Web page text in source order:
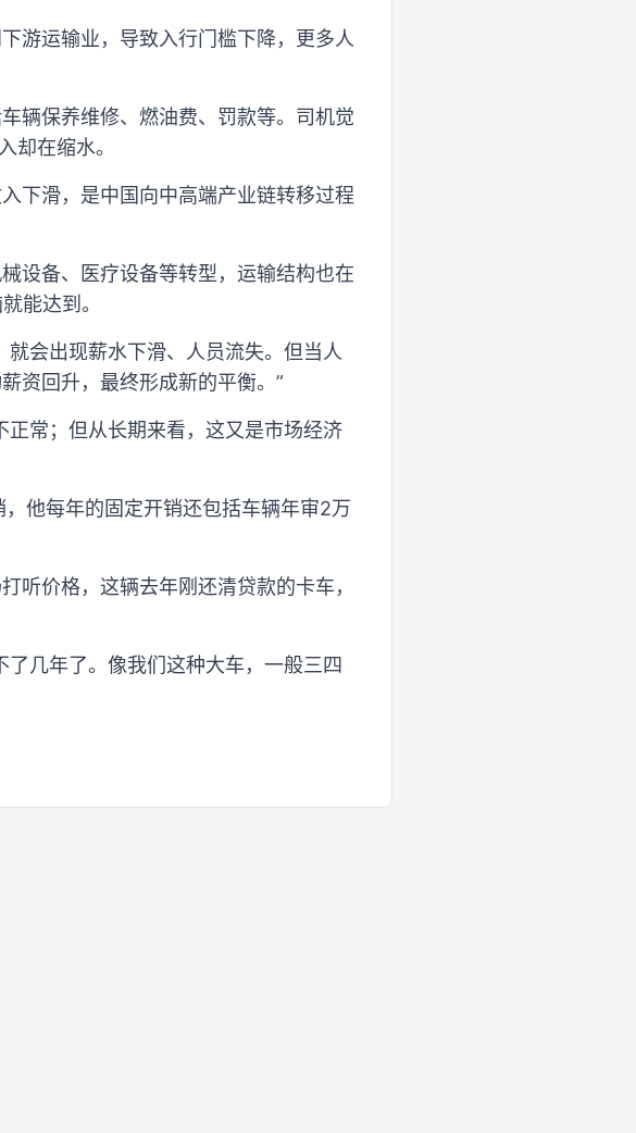
游运输业，导致入行门槛下降，更多人
辆保养维修、燃油费、罚款等。司机觉
却在缩水。
下滑，是中国向中高端产业链转移过程
设备、医疗设备等转型，运输结构也在
能达到。
会出现薪水下滑、人员流失。但当人
资回升，最终形成新的平衡。”
常；但从长期来看，这又是市场经济
他每年的固定开销还包括车辆年审2万
听价格，这辆去年刚还清贷款的卡车，
几年了。像我们这种大车，一般三四